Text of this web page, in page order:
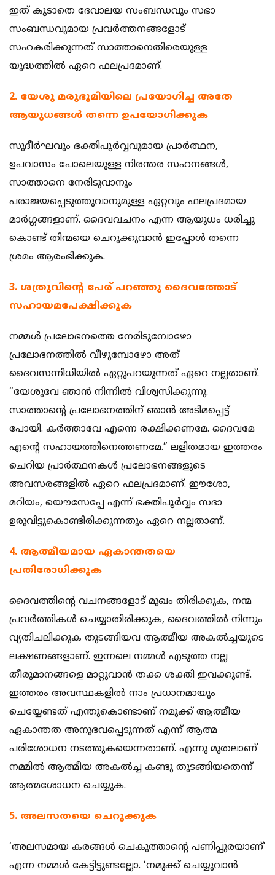
ഇത് കൂടാതെ ദേവാലയ സംബന്ധവും സഭാ
സംബന്ധവുമായ പ്രവര്‍ത്തനങ്ങളോട്
സഹകരിക്കുന്നത് സാത്താനെതിരെയുള്ള
യുദ്ധത്തില്‍ ഏറെ ഫലപ്രദമാണ്.
2. യേശു മരുഭൂമിയിലെ പ്രയോഗിച്ച അതേ
ആയുധങ്ങള്‍ തന്നെ ഉപയോഗിക്കുക ‍
സുദീര്‍ഘവും ഭക്തിപൂര്‍വ്വവുമായ പ്രാര്‍ത്ഥന,
ഉപവാസം പോലെയുള്ള നിരന്തര സഹനങ്ങള്‍,
സാത്താനെ നേരിടുവാനും
പരാജയപ്പെടുത്തുവാനുമുള്ള ഏറ്റവും ഫലപ്രദമായ
മാര്‍ഗ്ഗങ്ങളാണ്. ദൈവവചനം എന്ന ആയുധം ധരിച്ചു
കൊണ്ട് തിന്മയെ ചെറുക്കുവാന്‍ ഇപ്പോള്‍ തന്നെ
ശ്രമം ആരംഭിക്കുക.
3. ശത്രുവിന്റെ പേര് പറഞ്ഞു ദൈവത്തോട്
സഹായമപേക്ഷിക്കുക ‍
നമ്മള്‍ പ്രലോഭനത്തെ നേരിടുമ്പോഴോ
പ്രലോഭനത്തില്‍ വീഴുമ്പോഴോ അത്
ദൈവസന്നിധിയില്‍ ഏറ്റുപറയുന്നത് ഏറെ നല്ലതാണ്.
“യേശുവേ ഞാന്‍ നിന്നില്‍ വിശ്വസിക്കുന്നു.
സാത്താന്റെ പ്രലോഭനത്തിന് ഞാന്‍ അടിമപ്പെട്ട്
പോയി. കര്‍ത്താവേ എന്നെ രക്ഷിക്കണമേ. ദൈവമേ
എന്റെ സഹായത്തിനെത്തണമേ.” ലളിതമായ ഇത്തരം
ചെറിയ പ്രാര്‍ത്ഥനകള്‍ പ്രലോഭനങ്ങളുടെ
അവസരങ്ങളില്‍ ഏറെ ഫലപ്രദമാണ്. ഈശോ,
മറിയം, യൌസേപ്പേ എന്ന് ഭക്തിപൂര്‍വ്വം സദാ
ഉരുവിട്ടുകൊണ്ടിരിക്കുന്നതും ഏറെ നല്ലതാണ്.
4. ആത്മീയമായ ഏകാന്തതയെ
പ്രതിരോധിക്കുക ‍
ദൈവത്തിന്റെ വചനങ്ങളോട് മുഖം തിരിക്കുക, നന്മ
പ്രവര്‍ത്തികള്‍ ചെയ്യാതിരിക്കുക, ദൈവത്തില്‍ നിന്നും
വ്യതിചലിക്കുക തുടങ്ങിയവ ആത്മീയ അകല്‍ച്ചയുടെ
ലക്ഷണങ്ങളാണ്. ഇന്നലെ നമ്മള്‍ എടുത്ത നല്ല
തീരുമാനങ്ങളെ മാറ്റുവാന്‍ തക്ക ശക്തി ഇവക്കുണ്ട്.
ഇത്തരം അവസ്ഥകളില്‍ നാം പ്രധാനമായും
ചെയ്യേണ്ടത് എന്തുകൊണ്ടാണ് നമുക്ക് ആത്മീയ
ഏകാന്തത അനുഭവപ്പെടുന്നത് എന്ന് ആത്മ
പരിശോധന നടത്തുകയെന്നതാണ്. എന്നു മുതലാണ്
നമ്മില്‍ ആത്മീയ അകല്‍ച്ച കണ്ടു തുടങ്ങിയതെന്ന്
ആത്മശോധന ചെയ്യുക.
5. അലസതയെ ചെറുക്കുക ‍
‘അലസമായ കരങ്ങള്‍ ചെകുത്താന്റെ പണിപ്പുരയാണ്’
എന്ന നമ്മള്‍ കേട്ടിട്ടുണ്ടല്ലോ. ‘നമുക്ക് ചെയ്യുവാന്‍